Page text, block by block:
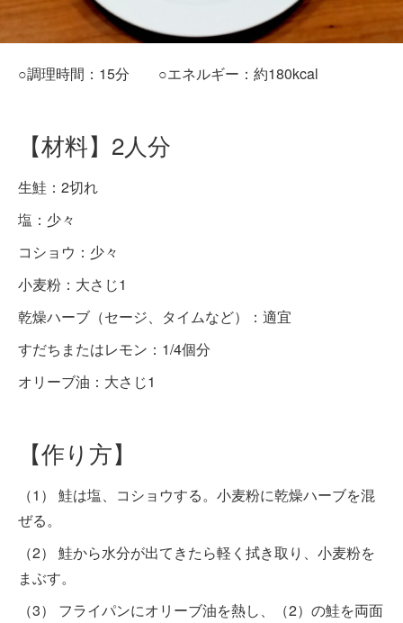
○調理時間：15分 ○エネルギー：約180kcal
【材料】2人分
生鮭：2切れ
塩：少々
コショウ：少々
小麦粉：大さじ1
乾燥ハーブ（セージ、タイムなど）：適宜
すだちまたはレモン：1/4個分
オリーブ油：大さじ1
【作り方】
（1） 鮭は塩、コショウする。小麦粉に乾燥ハーブを混
ぜる。
（2） 鮭から水分が出てきたら軽く拭き取り、小麦粉を
まぶす。
（3） フライパンにオリーブ油を熱し、（2）の鮭を両面